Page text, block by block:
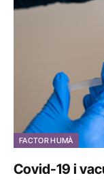
FACTOR HUMÀ
Covid-19 i